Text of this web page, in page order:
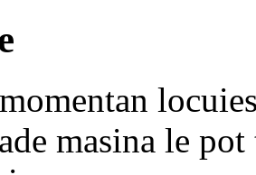
masina le